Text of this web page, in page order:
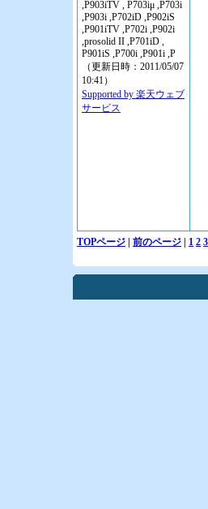
,P903iTV , P703iμ ,P703i
,P903i ,P702iD ,P902iS
,P901iTV ,P702i ,P902i
,prosolid II ,P701iD ,
P901iS ,P700i ,P901i ,P
（更新日時：2011/05/07
10:41）
Supported by 楽天ウェブ
サービス
TOPページ 前のページ 1 2 3